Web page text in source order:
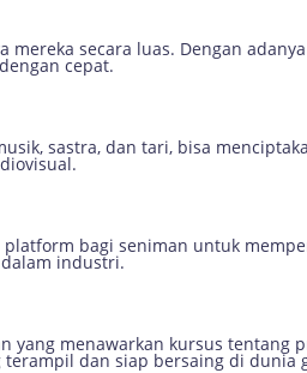
secara luas. Dengan
cepat.
sastra, dan tari, bisa
bagi seniman untuk
industri.
yang menawarkan kursus tentang
dan siap bersaing di dunia